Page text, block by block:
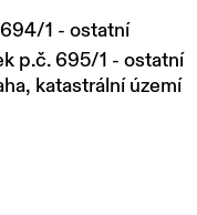
1 - ostatní
p.č. 695/1 - ostatní
katastrální území